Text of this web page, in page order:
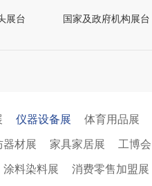
展台 国家及政府机构展台
仪器设备展 体育用品展
器材展 家具家居展 工博会
涂料染料展 消费零售加盟展